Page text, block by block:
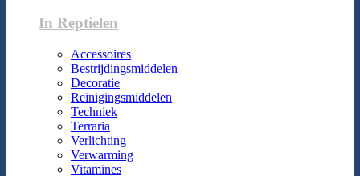
In Reptielen
Accessoires
Bestrijdingsmiddelen
Decoratie
Reinigingsmiddelen
Techniek
Terraria
Verlichting
Verwarming
Vitamines